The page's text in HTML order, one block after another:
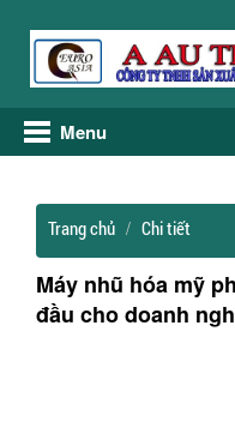
Menu
Trang chủ Chi tiết
Máy nhũ hóa mỹ
đầu cho doanh